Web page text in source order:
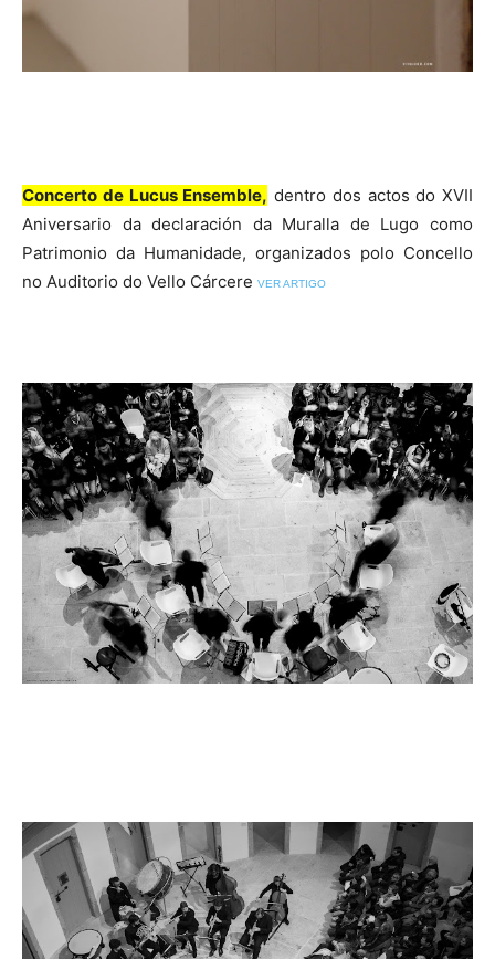
Concerto de Lucus Ensemble, dentro dos actos do XVII
Aniversario da declaración da Muralla de Lugo como
Patrimonio da Humanidade, organizados polo Concello
no Auditorio do Vello Cárcere VER ARTIGO